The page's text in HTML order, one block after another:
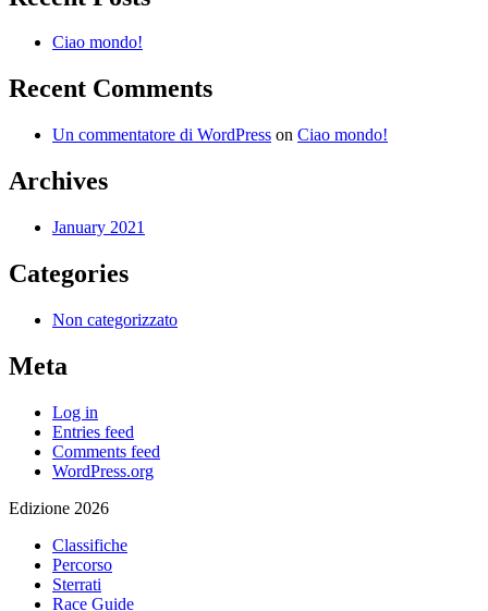
Ciao mondo!
Recent Comments
Un commentatore di WordPress on Ciao mondo!
Archives
January 2021
Categories
Non categorizzato
Meta
Log in
Entries feed
Comments feed
WordPress.org
Edizione 2026
Classifiche
Percorso
Sterrati
Race Guide